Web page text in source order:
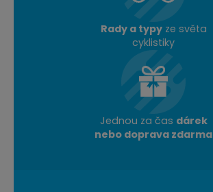
Rady a typyze světa
cyklistiky
Jednou za čas dárek
nebo doprava zdarma